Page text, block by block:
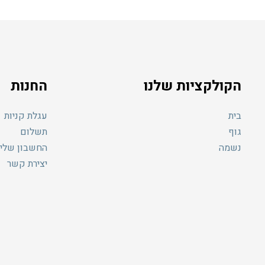
הקולקציות שלנו
בית
גוף
נשמה
החנות
עגלת קניות
תשלום
החשבון שלי
יצירת קשר